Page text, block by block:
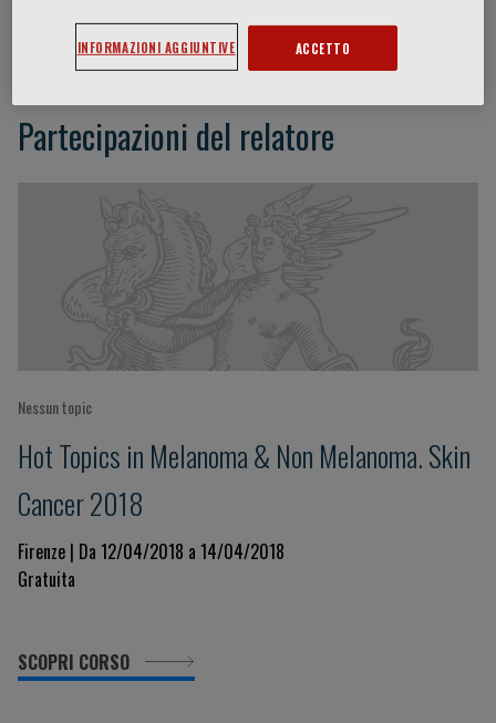
G. Damiani
Partecipazioni del relatore
Nessun topic
Hot Topics in Melanoma & Non Melanoma. Skin
Cancer 2018
Firenze | Da 12/04/2018 a 14/04/2018
Gratuita
SCOPRI CORSO
INFORMAZIONI AGGIUNTIVE ACCETTO